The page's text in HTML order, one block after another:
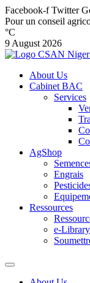
Facebook-f Twitter
Pour un conseil
°C
9 August 2026
About Us
Cabinet BAC
Services
AgShop
Engrais
Ressources
e-Library